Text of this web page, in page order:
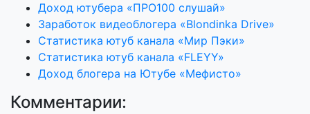
Доход ютубера «ПРО100 слушай»
Заработок видеоблогера «Blondinka Drive»
Статистика ютуб канала «Мир Пэки»
Статистика ютуб канала «FLEYY»
Доход блогера на Ютубе «Мефисто»
Комментарии: